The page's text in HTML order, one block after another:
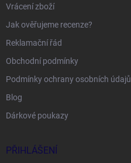
Vrácení zboží
Jak ověřujeme recenze?
Reklamační řád
Obchodní podmínky
Podmínky ochrany osobních údajů
Blog
Dárkové poukazy
PŘIHLÁŠENÍ